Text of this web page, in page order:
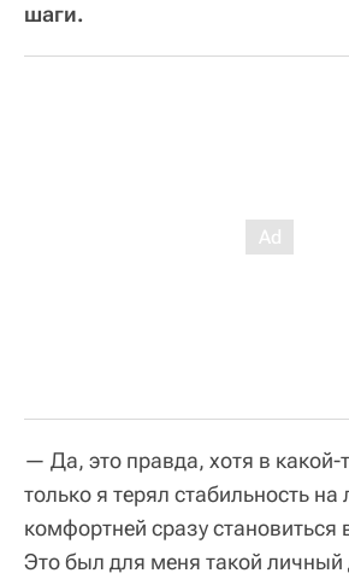
шаги.
— Да, это правда, хотя в какой-
только я терял стабильность
комфортней сразу становиться
Это был для меня такой личный